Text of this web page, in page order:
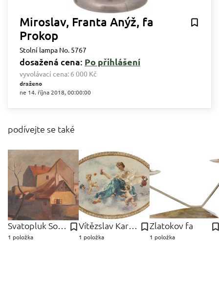
Miroslav, Franta Anýž, fa
Prokop
Stolní lampa No. 5767
dosažená cena: Po přihlášení
vyvolávací cena: 6 000 Kč
draženo
ne 14. října 2018, 00:00:00
podívejte se také
Svatopluk Souček
1 položka
Vítězslav Karel Mašek
1 položka
Zlatokov fa
1 položka